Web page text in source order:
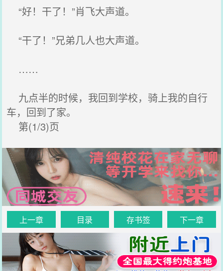
“好！干了！”肖飞大声道。
“干了！”兄弟几人也大声道。
……
九点半的时候，我回到学校，骑上我的自行
车，回到了家。
第(1/3)页
上一章 目录 存书签 下一章